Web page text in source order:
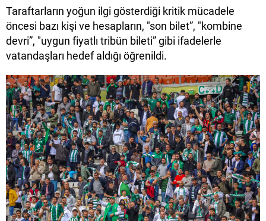
Taraftarların yoğun ilgi gösterdiği kritik mücadele
öncesi bazı kişi ve hesapların, "son bilet”, "kombine
devri”, "uygun fiyatlı tribün bileti” gibi ifadelerle
vatandaşları hedef aldığı öğrenildi.